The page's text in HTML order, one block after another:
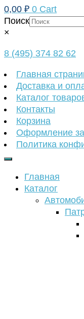
0,00 ₽ 0 Cart
Поиск
×
8 (495) 374 82 62
Главная
Доставка и
Каталог
Контакты
Корзина
Оформление
Политика
Главная
Каталог